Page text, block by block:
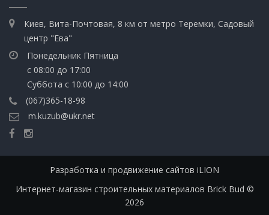
Киев, Вита-Почтовая, 8 км от метро Теремки, Садовый
центр "Ева"
Понедельник Пятница
с 08:00 до 17:00
Суббота с 10:00 до 14:00
(067)365-18-98
m.kuzub@ukr.net
Разработка и продвижение сайтов iLION
Интернет-магазин строительных материалов Brick Bud ©
2026